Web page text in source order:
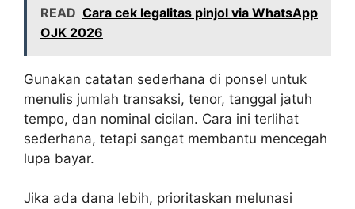
READ Cara cek legalitas pinjol via WhatsApp
OJK 2026
Gunakan catatan sederhana di ponsel untuk
menulis jumlah transaksi, tenor, tanggal jatuh
tempo, dan nominal cicilan. Cara ini terlihat
sederhana, tetapi sangat membantu mencegah
lupa bayar.
Jika ada dana lebih, prioritaskan melunasi